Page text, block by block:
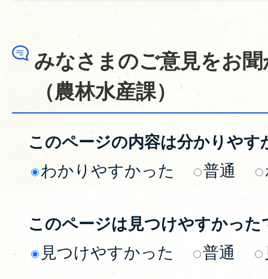
みなさまのご意見をお
（農林水産課）
このページの内容は分かりやす
わかりやすかった
普通
このページは見つけやすかった
見つけやすかった
普通